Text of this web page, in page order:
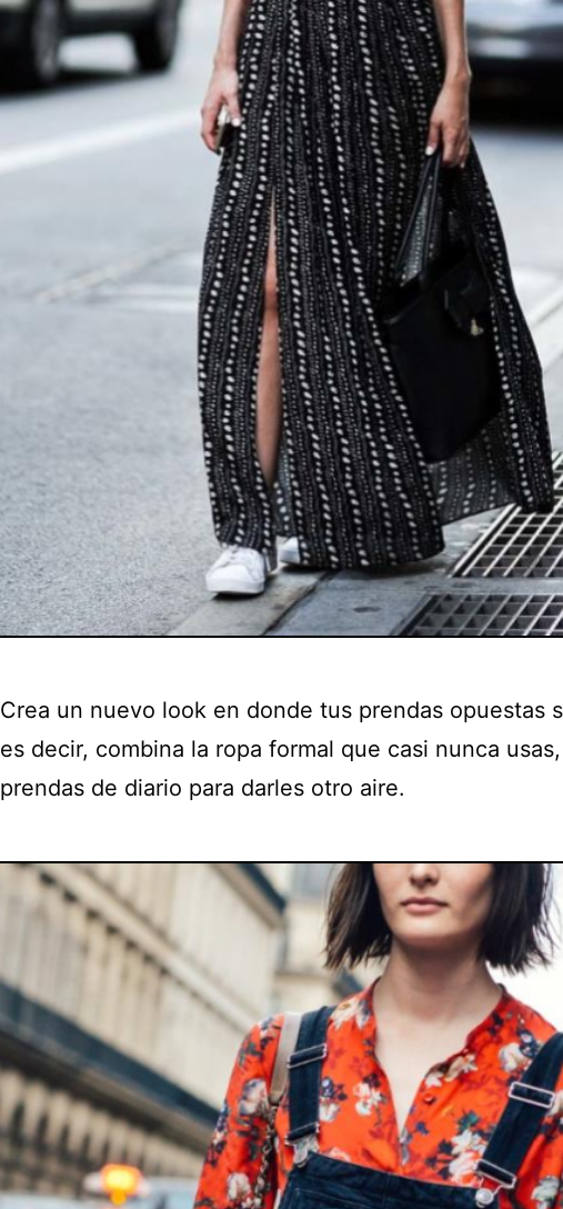
Crea un nuevo look en donde tus prendas opuestas
es decir, combina la ropa formal que casi nunca
prendas de diario para darles otro aire.